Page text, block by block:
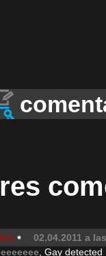
02.04.2011 a
, Gay detected